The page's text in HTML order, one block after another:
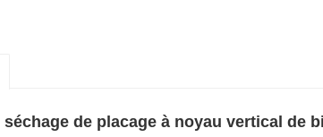
séchage de placage à noyau vertical de